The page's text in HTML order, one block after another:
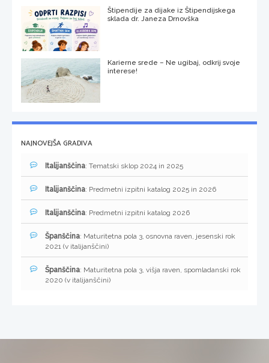
Štipendije za dijake iz Štipendijskega
sklada dr. Janeza Drnovška
Karierne srede – Ne ugibaj, odkrij svoje
interese!
NAJNOVEJŠA GRADIVA
Italijanščina: Tematski sklop 2024 in 2025
Italijanščina: Predmetni izpitni katalog 2025 in 2026
Italijanščina: Predmetni izpitni katalog 2026
Španščina: Maturitetna pola 3, osnovna raven, jesenski rok
2021 (v italijanščini)
Španščina: Maturitetna pola 3, višja raven, spomladanski rok
2020 (v italijanščini)